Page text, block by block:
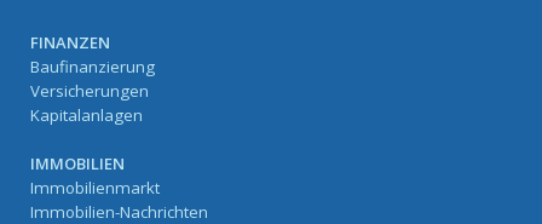
FINANZEN
Baufinanzierung
Versicherungen
Kapitalanlagen
IMMOBILIEN
Immobilienmarkt
Immobilien-Nachrichten